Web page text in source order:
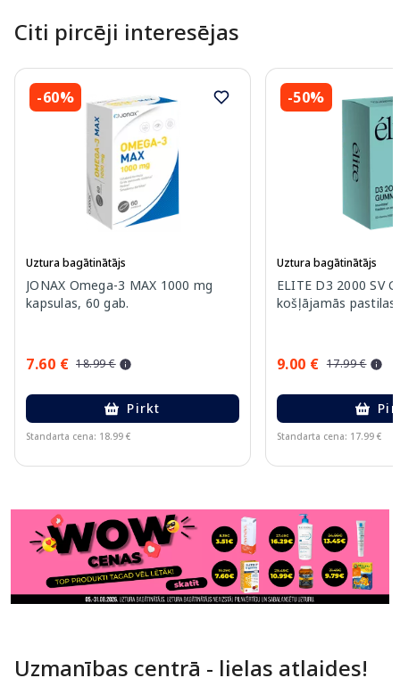
Citi pircēji interesējas
-60%
Uztura bagātinātājs
JONAX Omega-3 MAX 1000 mg
kapsulas, 60 gab.
7.60 € 18.99 €
Pirkt
Standarta cena: 18.99 €
-50%
Uztura bagātinātājs
ELITE D3 2000 SV
košļājamās
9.00 € 17.99 €
Standarta cena: 17.99 €
Uzmanības centrā - lielas atlaides!